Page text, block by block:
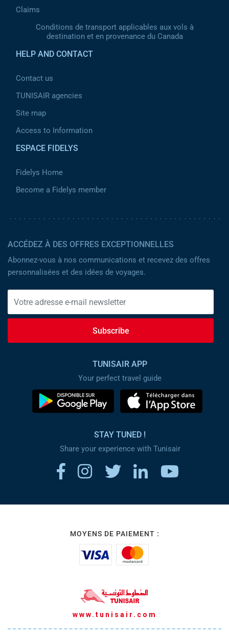
Claims
Conditions de transport applicables aux vols à
destination et en provenance du Canada
HELP AND CONTACT
Contact us
TUNISAIR agencies
Site map
Access to Information
ESPACE FIDELYS
Fidelys Home
Become a Fidelys member
ACCÉDEZ À DES OFFRES EXCEPTIONNELLES
Abonnez-vous à nos communications et recevez des offres
personnalisées et des idées de voyages.
Subscribe
TUNISAIR APP
Your perfect travel guide
STAY TUNED !
Share your experience with Tunisair
MOYENS DE PAIEMENT :
www.tunisair.com